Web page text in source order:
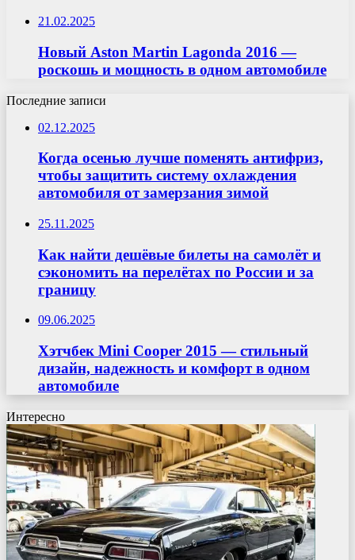
21.02.2025
Новый Aston Martin Lagonda 2016 —
роскошь и мощность в одном автомобиле
Последние записи
02.12.2025
Когда осенью лучше поменять антифриз,
чтобы защитить систему охлаждения
автомобиля от замерзания зимой
25.11.2025
Как найти дешёвые билеты на самолёт и
сэкономить на перелётах по России и за
границу
09.06.2025
Хэтчбек Mini Cooper 2015 — стильный
дизайн, надежность и комфорт в одном
автомобиле
Интересно